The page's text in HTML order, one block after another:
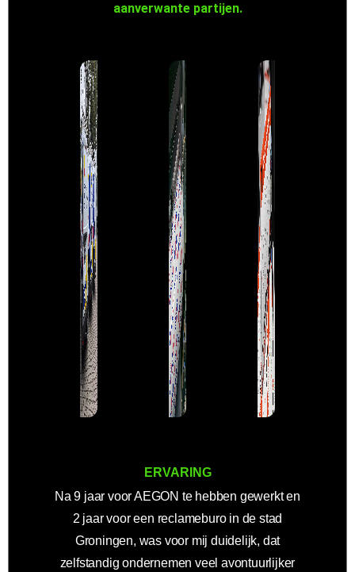
aanverwante partijen.
ERVARING
Na 9 jaar voor AEGON te hebben gewerkt en
2 jaar voor een reclameburo in de stad
Groningen, was voor mij duidelijk, dat
zelfstandig ondernemen veel avontuurlijker